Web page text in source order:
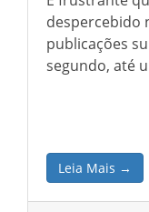
despercebido
publicações
segundo, até
Leia Mais →